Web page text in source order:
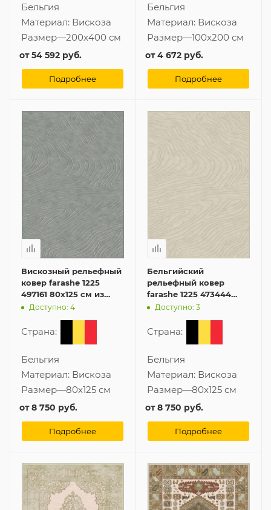
Бельгия
Материал: Вискоза
Размер—200x400 см
от54 592 руб.
Подробнее
Бельгия
Материал: Вискоза
Размер—100x200 см
от4 672 руб.
Подробнее
Вискозный рельефный
ковер farashe 1225
497161 80x125 см из
Бельгии
Доступно: 4
Страна:
Бельгия
Материал: Вискоза
Размер—80x125 см
от8 750 руб.
Подробнее
Бельгийский
рельефный ковер
farashe 1225 473444
80x125 см из вискозы
Доступно: 3
Страна:
Бельгия
Материал: Вискоза
Размер—80x125 см
от8 750 руб.
Подробнее